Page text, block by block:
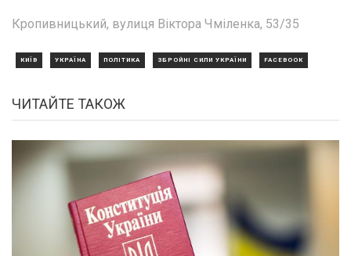
Кропивницький, вулиця Віктора Чміленка, 53/35
КИЇВ УКРАЇНА ПОЛІТИКА ЗБРОЙНІ СИЛИ УКРАЇНИ FACEBOOK
ЧИТАЙТЕ ТАКОЖ